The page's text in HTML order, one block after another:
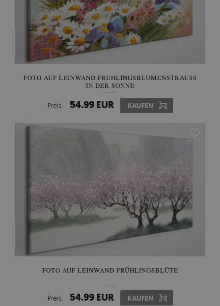
FOTO AUF LEINWAND FRÜHLINGSBLUMENSTRAUSS I
N DER SONNE
Preis: 54.99 EUR KAUFEN
FOTO AUF LEINWAND FRÜHLINGSBLÜTE
Preis: 54.99 EUR KAUFEN